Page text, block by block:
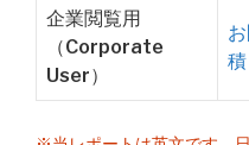
企業閲覧用
（Corporate
User）